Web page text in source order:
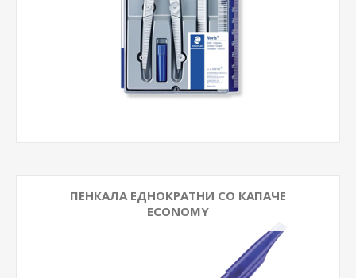
ПЕНКАЛА ЕДНОКРАТНИ СО КАПАЧЕ
ECONOMY